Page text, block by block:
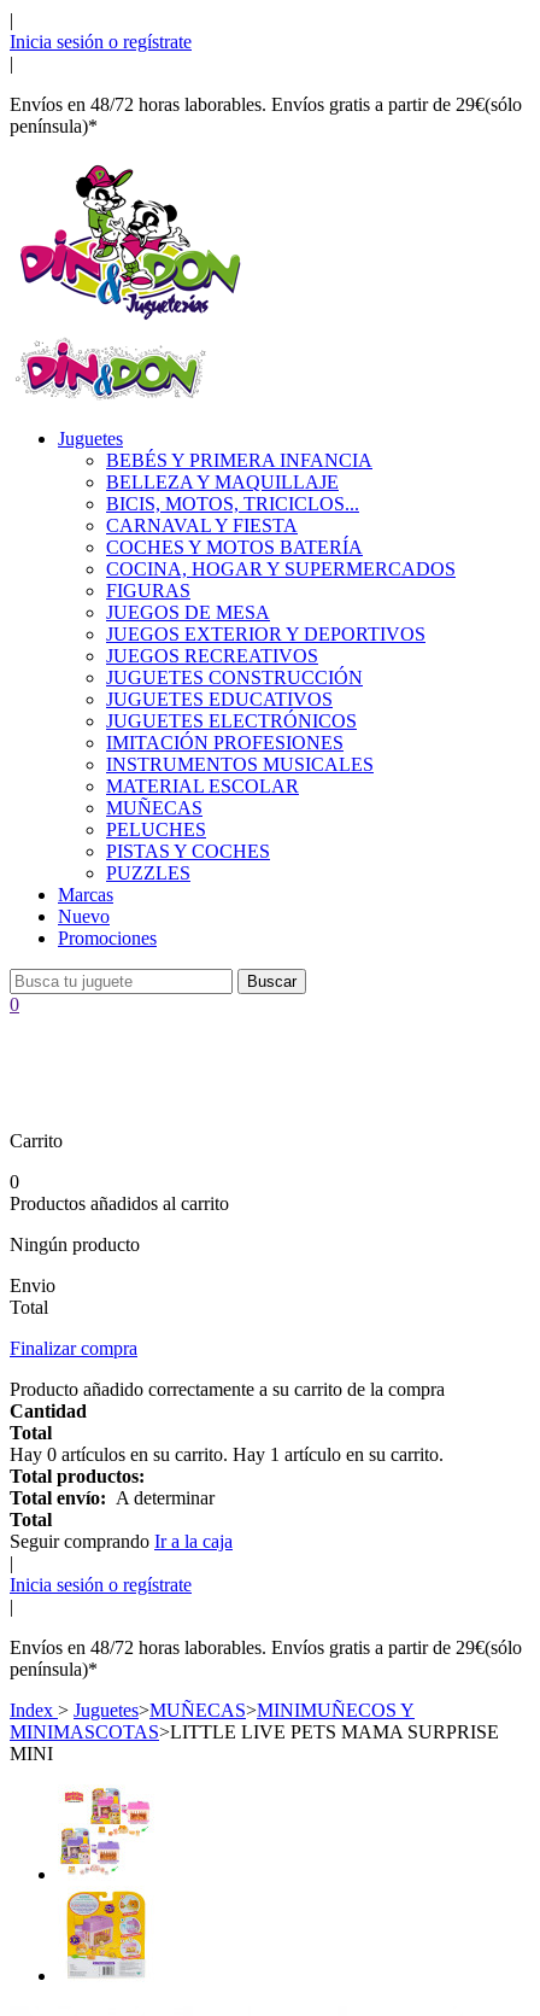
|
Inicia sesión o regístrate
|
Envíos en 48/72 horas laborables. Envíos gratis a partir de 29€(sólo
península)*
Juguetes
BEBÉS Y PRIMERA INFANCIA
BELLEZA Y MAQUILLAJE
BICIS, MOTOS, TRICICLOS...
CARNAVAL Y FIESTA
COCHES Y MOTOS BATERÍA
COCINA, HOGAR Y SUPERMERCADOS
FIGURAS
JUEGOS DE MESA
JUEGOS EXTERIOR Y DEPORTIVOS
JUEGOS RECREATIVOS
JUGUETES CONSTRUCCIÓN
JUGUETES EDUCATIVOS
JUGUETES ELECTRÓNICOS
IMITACIÓN PROFESIONES
INSTRUMENTOS MUSICALES
MATERIAL ESCOLAR
MUÑECAS
PELUCHES
PISTAS Y COCHES
PUZZLES
Marcas
Nuevo
Promociones
Buscar
0
Carrito
0
Productos añadidos al carrito
Ningún producto
Envio
Total
Finalizar compra
Producto añadido correctamente a su carrito de la compra
Cantidad
Total
Hay 0 artículos en su carrito. Hay 1 artículo en su carrito.
Total productos:
Total envío: A determinar
Total
Seguir comprando Ir a la caja
|
Inicia sesión o regístrate
|
Envíos en 48/72 horas laborables. Envíos gratis a partir de 29€(sólo
península)*
Index > Juguetes>MUÑECAS>MINIMUÑECOS Y
MINIMASCOTAS>LITTLE LIVE PETS MAMA SURPRISE
MINI